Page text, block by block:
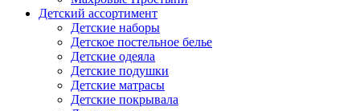
Детский ассортимент
Детские наборы
Детское постельное белье
Детские одеяла
Детские подушки
Детские матрасы
Детские покрывала